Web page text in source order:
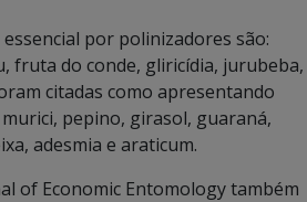
por polinizadores são:
fruta do conde, gliricídia, jurubeba,
citadas como apresentando
pepino, girasol, guaraná,
adesmia e araticum.
of Economic Entomology também